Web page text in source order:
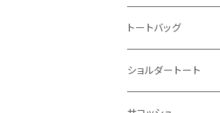
ハンカチ
ライティングスタンド
アクリル雑貨
フェアトレードコットン
ジュートコットン
キャンパス
デニム
トートバッグ
オーガニックコットン
シーチング
ショルダートート